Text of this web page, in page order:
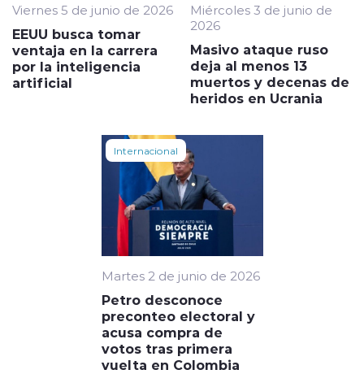
Viernes 5 de junio de 2026
EEUU busca tomar
ventaja en la carrera
por la inteligencia
artificial
Miércoles 3 de junio de
2026
Masivo ataque ruso
deja al menos 13
muertos y decenas de
heridos en Ucrania
Internacional
Martes 2 de junio de 2026
Petro desconoce
preconteo electoral y
acusa compra de
votos tras primera
vuelta en Colombia